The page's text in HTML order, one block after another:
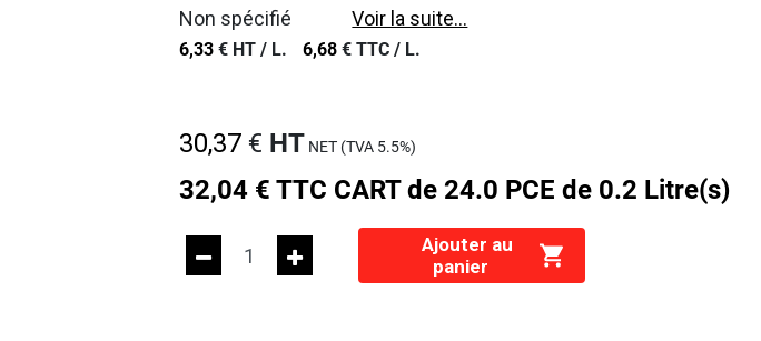
Non spécifié Voir la suite...
6,33 € HT / L. 6,68 € TTC / L.
30,37 € HT NET (TVA 5.5%)
32,04 € TTC CART de 24.0 PCE de 0.2 Litre(s)
Ajouter au
panier